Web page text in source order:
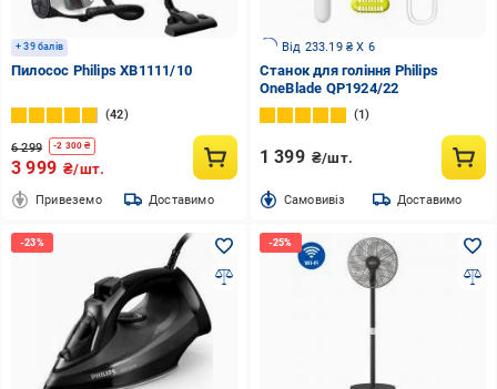
+ 39 балів
Пилосос Philips XB1111/10
42
6 299 -2 300 ₴
3 999 ₴/шт.
Привеземо Доставимо
Від 233.19 ₴ X 6
Станок для гоління Philips
OneBlade QP1924/22
1
1 399 ₴/шт.
Cамовивіз Доставимо